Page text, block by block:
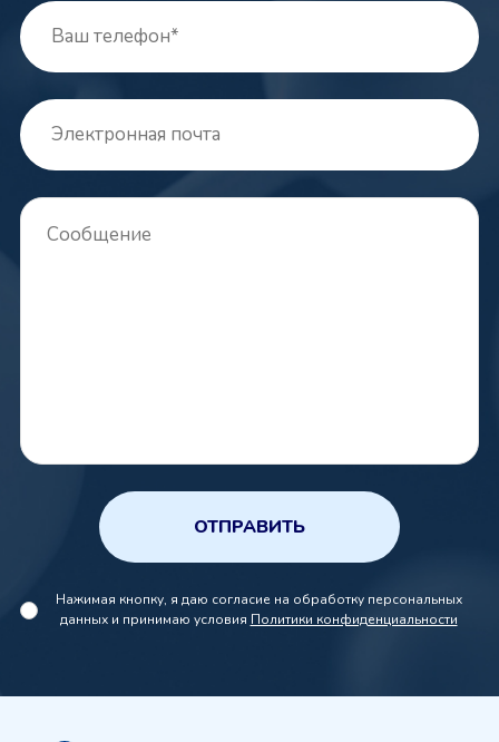
ОТПРАВИТЬ
Нажимая кнопку, я даю согласие на обработку персональных
данных и принимаю условия Политики конфиденциальности